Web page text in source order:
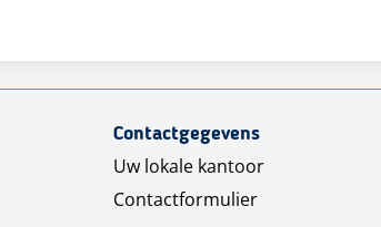
Contactgegevens
Uw lokale kantoor
Contactformulier